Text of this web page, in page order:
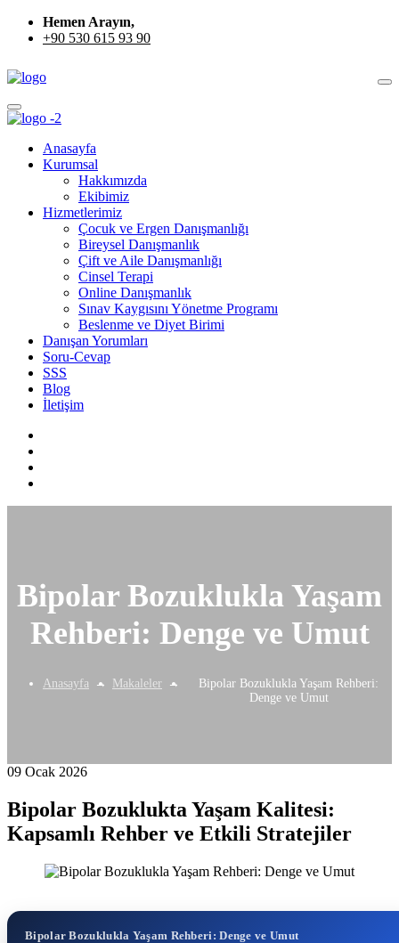
Hemen Arayın,
+90 530 615 93 90
Anasayfa
Kurumsal
Hakkımızda
Ekibimiz
Hizmetlerimiz
Çocuk ve Ergen Danışmanlığı
Bireysel Danışmanlık
Çift ve Aile Danışmanlığı
Cinsel Terapi
Online Danışmanlık
Sınav Kaygısını Yönetme Programı
Beslenme ve Diyet Birimi
Danışan Yorumları
Soru-Cevap
SSS
Blog
İletişim
Bipolar Bozuklukla Yaşam
Rehberi: Denge ve Umut
Anasayfa Makaleler
Bipolar Bozuklukla Yaşam Rehberi:
Denge ve Umut
09 Ocak 2026
Bipolar Bozuklukta Yaşam Kalitesi:
Kapsamlı Rehber ve Etkili Stratejiler
Bipolar Bozuklukla Yaşam Rehberi: Denge ve Umut